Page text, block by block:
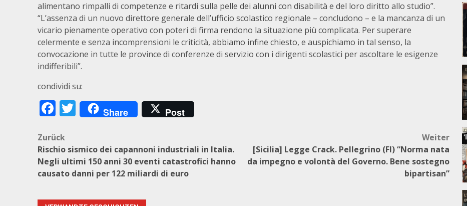
alimentano rimpalli di competenze e ritardi sulla pelle dei alunni con disabilità e del loro diritto allo studio”.
“L’assenza di un nuovo direttore generale dell’ufficio scolastico regionale – concludono – e la mancanza di un
vicario pienamente operativo con poteri di firma rendono la situazione più complicata. Per superare
celermente e senza incomprensioni le criticità, abbiamo infine chiesto, e auspichiamo in tal senso, la
convocazione in tutte le province di conferenze di servizio con i dirigenti scolastici per ascoltare le esigenze
indifferibili”.
condividi su:
Facebook
Twitter
Share Post
Beitragsnavigation
Zurück
Rischio sismico dei capannoni industriali in Italia.
Negli ultimi 150 anni 30 eventi catastrofici hanno
causato danni per 122 miliardi di euro
Weiter
[Sicilia] Legge Crack. Pellegrino (FI) “Norma nata
da impegno e volontà del Governo. Bene sostegno
bipartisan”